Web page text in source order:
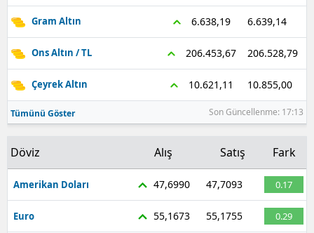
Samsun
Siirt
Sinop
Sivas
Tokat
Tunceli
Gram Altın 6.638,19 6.639,14
Ons Altın / TL 206.453,67 206.528,79
Çeyrek Altın 10.621,11 10.855,00
Tümünü Göster Son Güncellenme: 17:13
Döviz Alış Satış Fark
Amerikan Doları 47,6990 47,7093 0.17
Euro 55,1673 55,1755 0.29